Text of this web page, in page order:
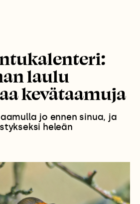
laulu
kevätaamuja
jo ennen sinua, ja
heleän